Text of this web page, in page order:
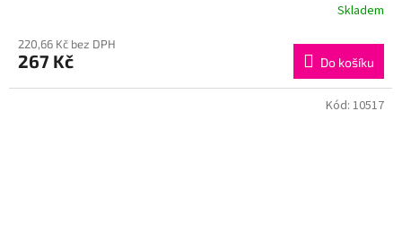
Skladem
220,66 Kč bez DPH
267 Kč Do košíku
Kód: 10517